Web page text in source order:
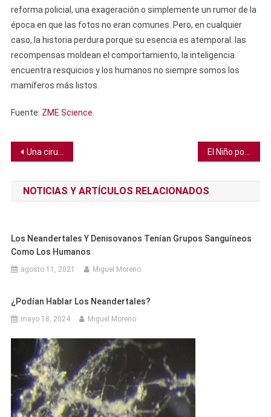
reforma policial, una exageración o simplemente un rumor de la
época en que las fotos no eran comunes. Pero, en cualquier
caso, la historia perdura porque su esencia es atemporal: las
recompensas moldean el comportamiento, la inteligencia
encuentra resquicios y los humanos no siempre somos los
mamíferos más listos.
Fuente: ZME Science
Navegación
de
entradas
Una cirugía mayor puede acelerar la pérdida de memoria en 1 de cada 7 adultos mayores
NOTICIAS Y ARTÍCULOS RELACIONADOS
Los Neandertales Y Denisovanos Tenían Grupos Sanguíneos
Como Los Humanos
agosto 11, 2021 Miguel Moreno
¿Podían Hablar Los Neandertales?
mayo 18, 2024 Miguel Moreno